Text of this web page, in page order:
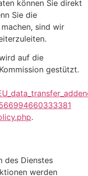
können Sie direkt
Sie die
sind wir
auf die
gestützt.
.
des Dienstes
werden